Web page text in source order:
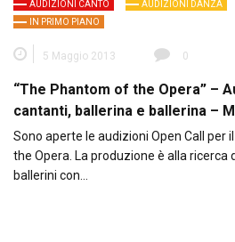
AUDIZIONI CANTO AUDIZIONI DANZA
IN PRIMO PIANO
5 Maggio 2013 0
“The Phantom of the Opera” –
cantanti, ballerina e ballerina –
Sono aperte le audizioni Open Call per
the Opera. La produzione è alla ricerca
ballerini con…